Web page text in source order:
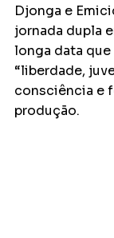
Djonga e
jornada dupla
longa data
“liberdade,
consciência e
produção.